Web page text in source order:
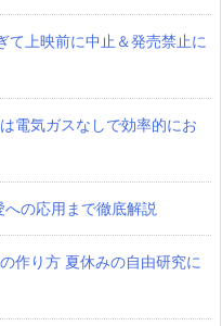
て上映前に中止＆発売禁止に
電気ガスなしで効率的にお
の応用まで徹底解説
作り方 夏休みの自由研究に